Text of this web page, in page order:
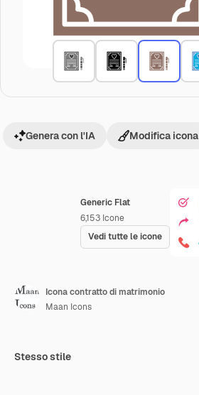
Generic Flat
6,153 Icone
Vedi tutte le icone
Genera con l'IA Modifica icona
Icona contratto di matrimonio
Maan Icons
Stesso stile